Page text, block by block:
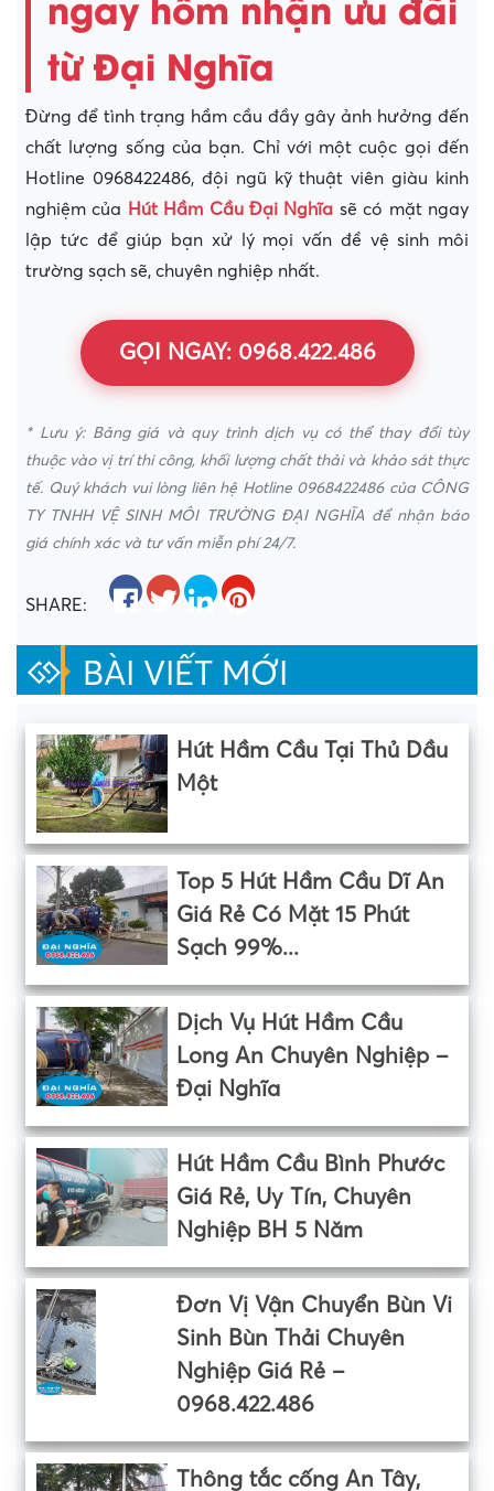
từ Đại Nghĩa
Đừng để tình trạng hầm cầu đầy gây ảnh hưởng đến
chất lượng sống của bạn. Chỉ với một cuộc gọi đến
Hotline 0968422486, đội ngũ kỹ thuật viên giàu kinh
nghiệm của Hút Hầm Cầu Đại Nghĩa sẽ có mặt ngay
lập tức để giúp bạn xử lý mọi vấn đề vệ sinh môi
trường sạch sẽ, chuyên nghiệp nhất.
GỌI NGAY: 0968.422.486
* Lưu ý: Bảng giá và quy trình dịch vụ có thể thay đổi tùy
thuộc vào vị trí thi công, khối lượng chất thải và khảo sát thực
tế. Quý khách vui lòng liên hệ Hotline 0968422486 của CÔNG
TY TNHH VỆ SINH MÔI TRƯỜNG ĐẠI NGHĨA để nhận báo
giá chính xác và tư vấn miễn phí 24/7.
SHARE:
BÀI VIẾT MỚI
Hút Hầm Cầu Tại Thủ Dầu
Một
Top 5 Hút Hầm Cầu Dĩ An
Giá Rẻ Có Mặt 15 Phút
Sạch 99%...
Dịch Vụ Hút Hầm Cầu
Long An Chuyên Nghiệp –
Đại Nghĩa
Hút Hầm Cầu Bình Phước
Giá Rẻ, Uy Tín, Chuyên
Nghiệp BH 5 Năm
Đơn Vị Vận Chuyển Bùn Vi
Sinh Bùn Thải Chuyên
Nghiệp Giá Rẻ –
0968.422.486
Thông tắc cống An Tây,